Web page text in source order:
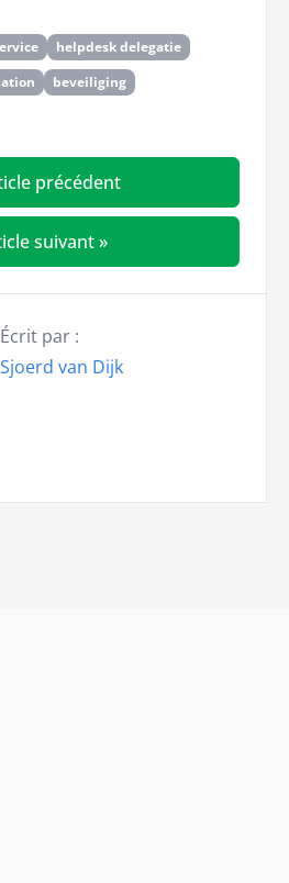
helpdesk delegatie
beveiliging
précédent
suivant »
Écrit par :
Sjoerd van Dijk